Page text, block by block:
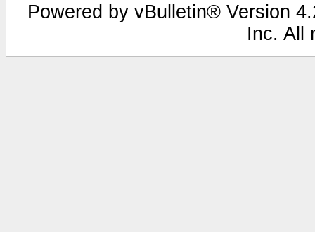
Powered by vBulletin® Version
Inc. All